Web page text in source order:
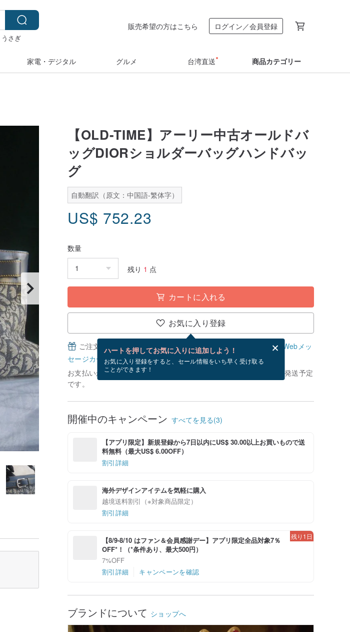
うさぎ
販売希望の方はこちら ログイン／会員登録
家電・デジタル グルメ 台湾直送 商品カテゴリー
【OLD-TIME】アーリー中古オールドバ
ッグDIORショルダーバッグハンドバッ
グ
自動翻訳（原文：中国語-繁体字）
US$ 752.23
数量
残り 1 点
カートに入れる
お気に入り登録
ハートを押してお気に入りに追加しよう！
お気に入り登録をすると、セール情報をいち早く受け取る
ことができます！
ご注文完了後、無料でWebメッセージカードを作成できます。
Webメッ
セージカードとは？
お支払いが確認できてから、ショップの休日を除く 2 営業日以内に発送予定
です。
開催中のキャンペーン すべてを見る(3)
【アプリ限定】新規登録から7日以内にUS$ 30.00以上お買いもので送
料無料（最大US$ 6.00OFF）
割引詳細
海外デザインアイテムを気軽に購入
越境送料割引（※対象商品限定）
割引詳細
【8/9-8/10 はファン＆会員感謝デー】アプリ限定全品対象7％
OFF*！（*条件あり、最大500円）
7%OFF
割引詳細
キャンペーンを確認
残り1日
ブランドについて ショップへ